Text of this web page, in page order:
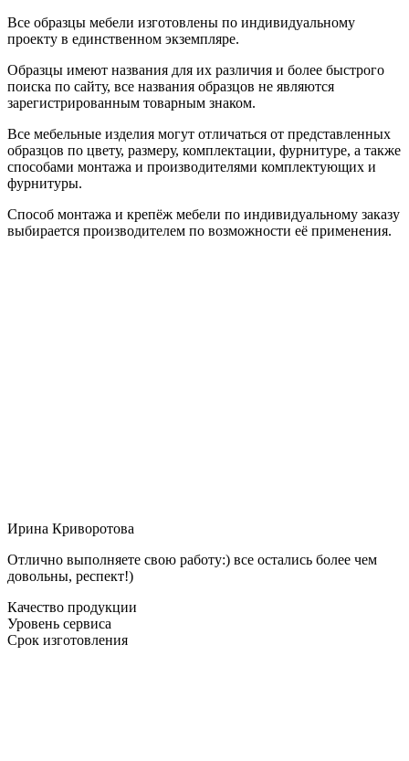
Все образцы мебели изготовлены по индивидуальному
проекту в единственном экземпляре.
Образцы имеют названия для их различия и более быстрого
поиска по сайту, все названия образцов не являются
зарегистрированным товарным знаком.
Все мебельные изделия могут отличаться от представленных
образцов по цвету, размеру, комплектации, фурнитуре, а также
способами монтажа и производителями комплектующих и
фурнитуры.
Способ монтажа и крепёж мебели по индивидуальному заказу
выбирается производителем по возможности её применения.
Ирина Криворотова
Отлично выполняете свою работу:) все остались более чем
довольны, респект!)
Качество продукции
Уровень сервиса
Срок изготовления